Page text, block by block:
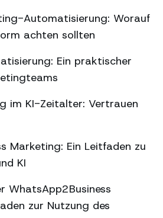
Automatisierung: Worauf
achten sollten
Ein praktischer
im KI-Zeitalter: Vertrauen
Marketing: Ein Leitfaden zu
KI
WhatsApp2Business
zur Nutzung des